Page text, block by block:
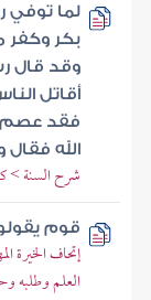
لما توفي
بكر وكفر
وقد قال
أقاتل
فقد عصم
الله فقال
شرح السنة >
قوم
إتحاف الخيرة
العلم وطلبه